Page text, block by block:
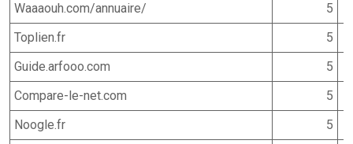
Waaaouh.com/annuaire/
5
Toplien.fr
5
Guide.arfooo.com
5
Compare-le-net.com
5
Noogle.fr
5